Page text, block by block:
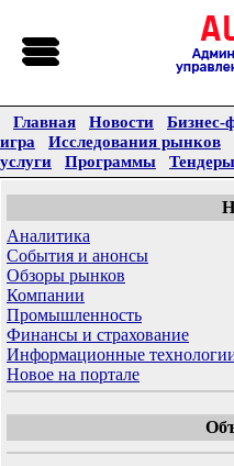
Главная Новости Бизнес-
игра
Исследования рынков
услуги
Программы Тендеры
Аналитика
События и анонсы
Обзоры рынков
Компании
Промышленность
Финансы и страхование
Информационные
Новое на портале